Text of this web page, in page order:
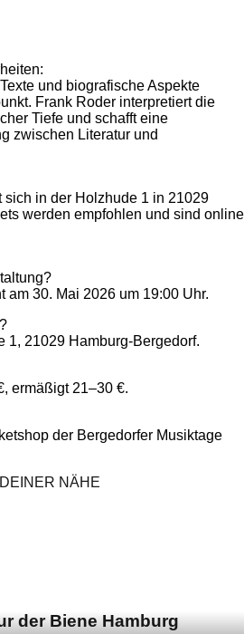
und biografische Aspekte
Frank Roder interpretiert die
Tiefe und schafft eine
zwischen Literatur und
sich in der Holzhude 1 in 21029
werden empfohlen und sind online
am 30. Mai 2026 um 19:00 Uhr.
1, 21029 Hamburg-Bergedorf.
ermäßigt 21–30 €.
der Bergedorfer Musiktage
NÄHE
der Biene Hamburg